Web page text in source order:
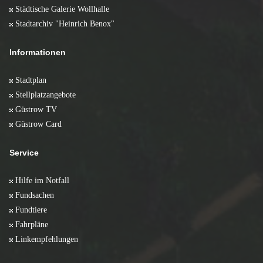
Städtische Galerie Wollhalle
Stadtarchiv "Heinrich Benox"
Informationen
Stadtplan
Stellplatzangebote
Güstrow TV
Güstrow Card
Service
Hilfe im Notfall
Fundsachen
Fundtiere
Fahrpläne
Linkempfehlungen